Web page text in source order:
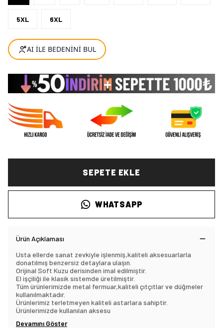
5XL 6XL
SEPETE EKLE
WHATSAPP
Ürün Açıklaması
Usta ellerde sanat zevkiyle işlenmiş,kaliteli aksesuarlarla
donatılmış benzersiz detaylara ulaşın.
Orijinal Soft Kuzu derisinden imal edilmiştir.
El işçiliği ile klasik sistemde üretilmiştir.
Tüm ürünlerimizde metal fermuar,kaliteli çıtçıtlar ve düğmeler
kullanılmaktadır.
Ürünlerimiz terletmeyen kaliteli astarlara sahiptir.
Ürünlerimizde kullanılan aksesu
Devamını Göster